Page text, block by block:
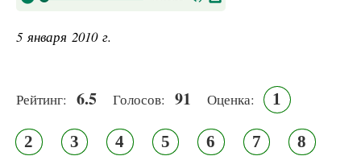
5 января 2010 г.
Рейтинг: 6.5 Голосов: 91 Оценка: 1
2 3 4 5 6 7 8